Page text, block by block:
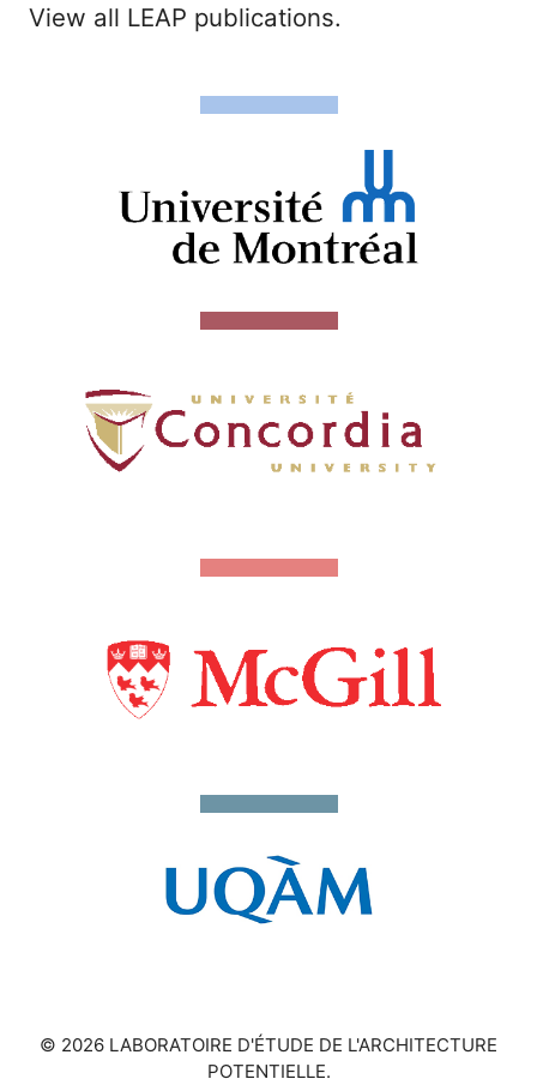
View all LEAP publications.
© 2026 LABORATOIRE D'ÉTUDE DE L'ARCHITECTURE
POTENTIELLE.